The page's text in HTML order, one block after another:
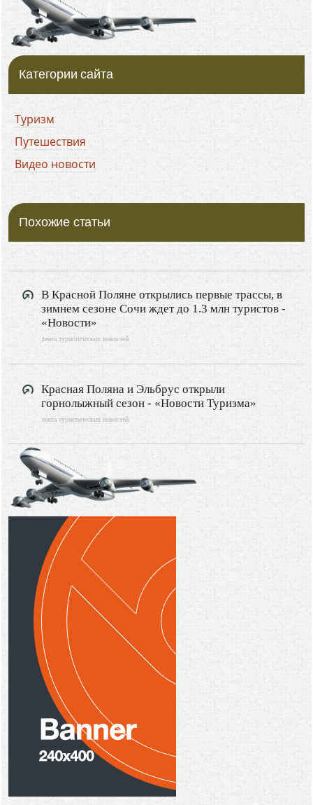
Категории сайта
Туризм
Путешествия
Видео новости
Похожие статьи
В Красной Поляне открылись первые трассы, в
зимнем сезоне Сочи ждет до 1.3 млн туристов -
«Новости»
лента туристических новостей
Красная Поляна и Эльбрус открыли
горнолыжный сезон - «Новости Туризма»
лента туристических новостей